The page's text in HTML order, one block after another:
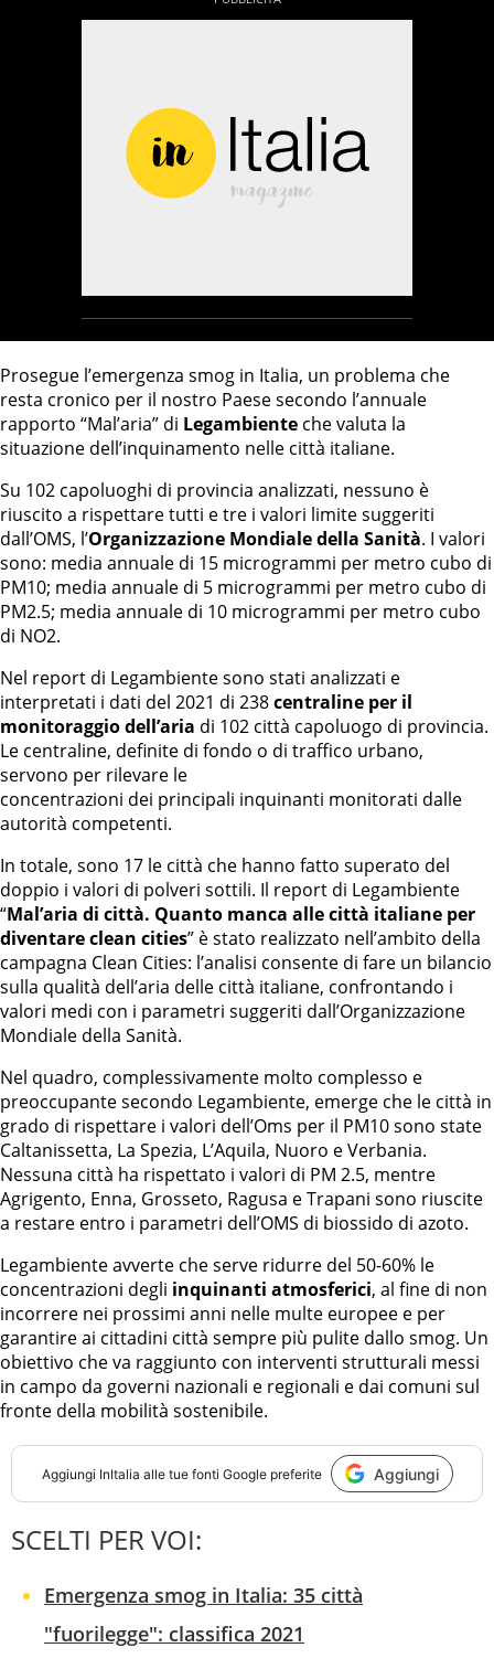
Prosegue l’emergenza smog in Italia, un problema che
resta cronico per il nostro Paese secondo l’annuale
rapporto “Mal’aria” di Legambiente che valuta la
situazione dell’inquinamento nelle città italiane.
Su 102 capoluoghi di provincia analizzati, nessuno è
riuscito a rispettare tutti e tre i valori limite suggeriti
dall’OMS, l’Organizzazione Mondiale della Sanità. I valori
sono: media annuale di 15 microgrammi per metro cubo di
PM10; media annuale di 5 microgrammi per metro cubo di
PM2.5; media annuale di 10 microgrammi per metro cubo
di NO2.
Nel report di Legambiente sono stati analizzati e
interpretati i dati del 2021 di 238centraline per il
monitoraggio dell’aria di 102 città capoluogo di provincia.
Le centraline, definite di fondo o di traffico urbano,
servono per rilevare le
concentrazioni dei principali inquinanti monitorati dalle
autorità competenti.
In totale, sono 17 le città che hanno fatto superato del
doppio i valori di polveri sottili. Il report di Legambiente
“Mal’aria di città. Quanto manca alle città italiane per
diventare clean cities” è stato realizzato nell’ambito della
campagna Clean Cities: l’analisi consente di fare un bilancio
sulla qualità dell’aria delle città italiane, confrontando i
valori medi con i parametri suggeriti dall’Organizzazione
Mondiale della Sanità.
Nel quadro, complessivamente molto complesso e
preoccupante secondo Legambiente, emerge che le città in
grado di rispettare i valori dell’Oms per il PM10 sono state
Caltanissetta, La Spezia, L’Aquila, Nuoro e Verbania.
Nessuna città ha rispettato i valori di PM 2.5, mentre
Agrigento, Enna, Grosseto, Ragusa e Trapani sono riuscite
a restare entro i parametri dell’OMS di biossido di azoto.
Legambiente avverte che serve ridurre del 50-60% le
concentrazioni degli inquinanti atmosferici, al fine di non
incorrere nei prossimi anni nelle multe europee e per
garantire ai cittadini città sempre più pulite dallo smog. Un
obiettivo che va raggiunto con interventi strutturali messi
in campo da governi nazionali e regionali e dai comuni sul
fronte della mobilità sostenibile.
Aggiungi InItalia alle tue fonti Google preferite Aggiungi
SCELTI PER VOI:
Emergenza smog in Italia: 35 città
"fuorilegge": classifica 2021